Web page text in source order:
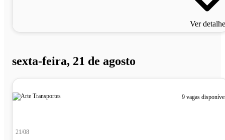
Ver
sexta-feira, 21 de agosto
9 vagas
21/08